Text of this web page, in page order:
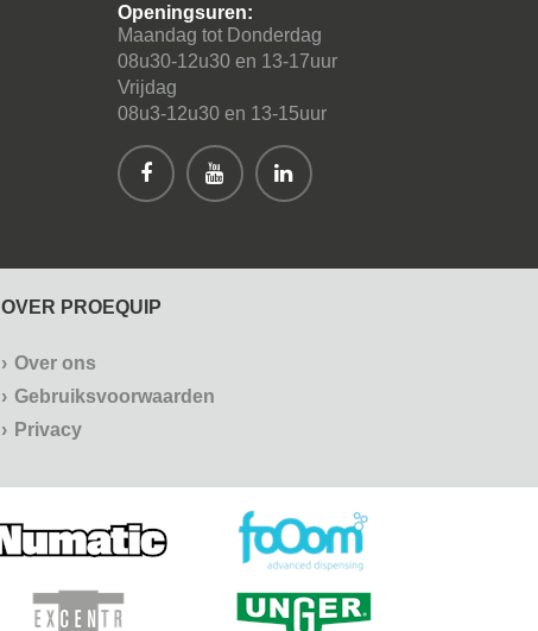
Openingsuren:
Maandag tot Donderdag
08u30-12u30 en 13-17uur
Vrijdag
08u3-12u30 en 13-15uur
OVER PROEQUIP
Over ons
Gebruiksvoorwaarden
Privacy